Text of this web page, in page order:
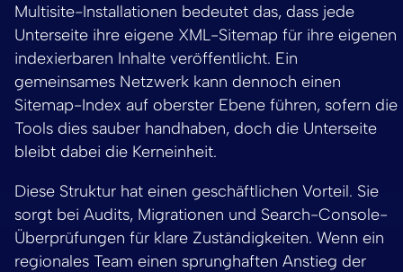
Multisite-Installationen bedeutet das, dass jede
Unterseite ihre eigene XML-Sitemap für ihre eigenen
indexierbaren Inhalte veröffentlicht. Ein
gemeinsames Netzwerk kann dennoch einen
Sitemap-Index auf oberster Ebene führen, sofern die
Tools dies sauber handhaben, doch die Unterseite
bleibt dabei die Kerneinheit.
Diese Struktur hat einen geschäftlichen Vorteil. Sie
sorgt bei Audits, Migrationen und Search-Console-
Überprüfungen für klare Zuständigkeiten. Wenn ein
regionales Team einen sprunghaften Anstieg der